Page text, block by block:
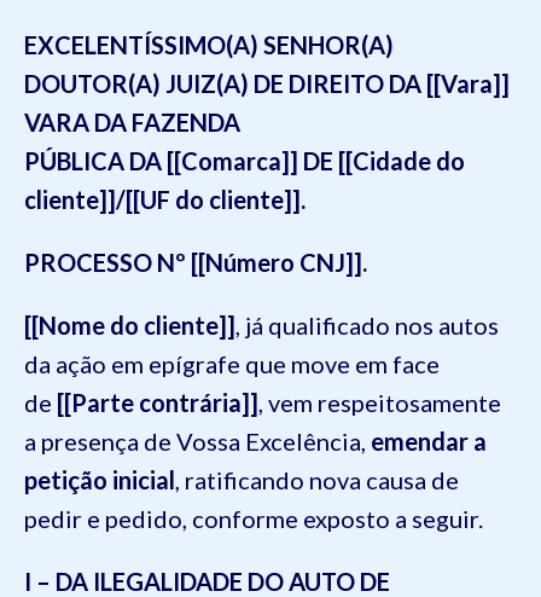
EXCELENTÍSSIMO(A) SENHOR(A)
DOUTOR(A) JUIZ(A) DE DIREITO DA [[Vara]]
VARA DA FAZENDA
PÚBLICA DA [[Comarca]] DE [[Cidade do
cliente]]/[[UF do cliente]].
PROCESSO Nº [[Número CNJ]].
[[Nome do cliente]] , já qualificado nos autos
da ação em epígrafe que move em face
de [[Parte contrária]] , vem respeitosamente
a presença de Vossa Excelência, emendar a
petição inicial , ratificando nova causa de
pedir e pedido, conforme exposto a seguir.
I – DA ILEGALIDADE DO AUTO DE